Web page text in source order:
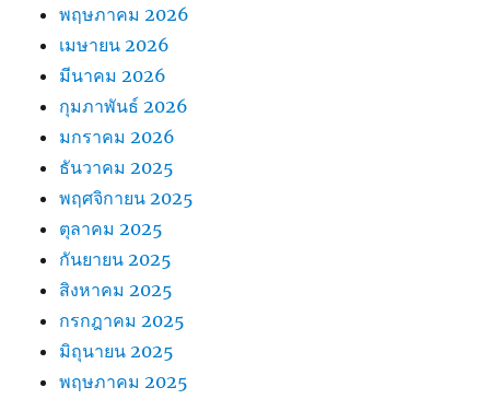
พฤษภาคม 2026
เมษายน 2026
มีนาคม 2026
กุมภาพันธ์ 2026
มกราคม 2026
ธันวาคม 2025
พฤศจิกายน 2025
ตุลาคม 2025
กันยายน 2025
สิงหาคม 2025
กรกฎาคม 2025
มิถุนายน 2025
พฤษภาคม 2025